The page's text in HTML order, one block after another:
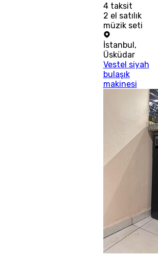
4taksit
2 el satılık
müzik seti
İstanbul,
Üsküdar
Vestel siyah
bulaşık
makinesi